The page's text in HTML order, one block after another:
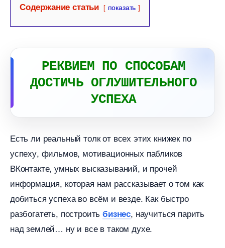
Содержание статьи показать
РЕКВИЕМ ПО СПОСОБАМ
ДОСТИЧЬ ОГЛУШИТЕЛЬНОГО
УСПЕХА
Есть ли реальный толк от всех этих книжек по
успеху, фильмов, мотивационных паблико
Контакте, умных высказываний, и прочей
информация, которая нам рассказывает о том как
добиться успеха во всём и везде. Как быстро
разбогатеть, построитьизнес, научиться парить
над землей… ну и все в таком духе.